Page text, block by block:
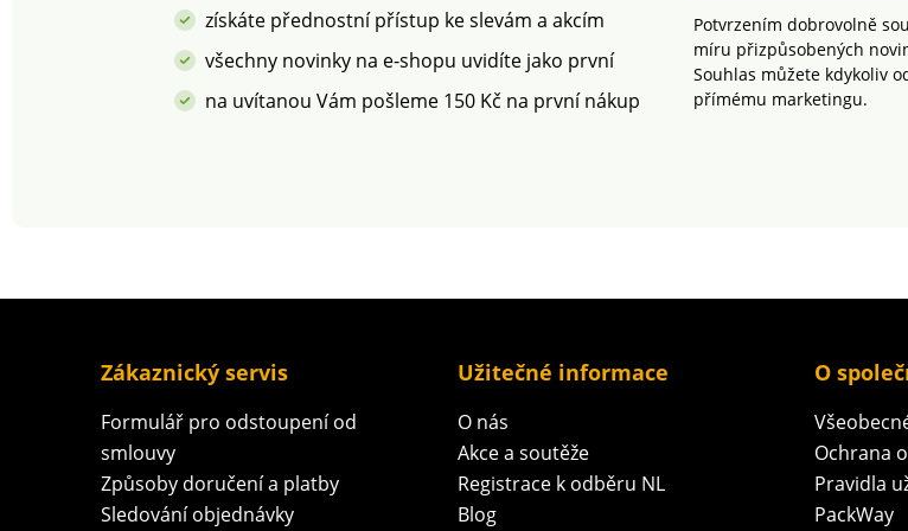
škodlivých látek a
výrobek je bezpečný nad
rámec platných norem.
Lze prát v pračce.
získáte přednostní přístup ke slevám a akcím
všechny novinky na e-shopu uvidíte jako první
na uvítanou Vám pošleme 150 Kč na první nákup
Potvrzením dobrovolně
míru přizpůsobených
Souhlas můžete kdykoliv
přímému marketingu.
Zákaznický servis
Formulář pro odstoupení od
smlouvy
Způsoby doručení a platby
Sledování objednávky
Užitečné informace
O nás
Akce a soutěže
Registrace k odběru NL
Blog
O
Ochrana
Pravidla
PackWay